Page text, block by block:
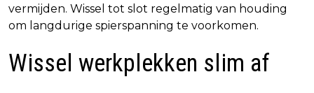
vermijden. Wissel tot slot regelmatig van houding
om langdurige spierspanning te voorkomen.
Wissel werkplekken slim af